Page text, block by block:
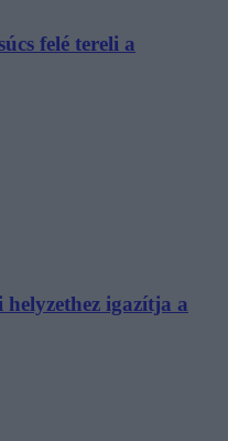
felé tereli a
igazítja a